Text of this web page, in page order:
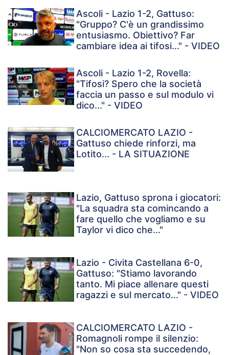
Ascoli - Lazio 1-2, Gattuso:
"Gruppo? C'è un grandissimo
entusiasmo. Obiettivo? Far
cambiare idea ai tifosi..." - VIDEO
Ascoli - Lazio 1-2, Rovella:
"Tifosi? Spero che la società
faccia un passo e sul modulo vi
dico..." - VIDEO
CALCIOMERCATO LAZIO -
Gattuso chiede rinforzi, ma
Lotito... - LA SITUAZIONE
Lazio, Gattuso sprona i giocatori:
"La squadra sta comincando a
fare quello che vogliamo e su
Taylor vi dico che..."
Lazio - Civita Castellana 6-0,
Gattuso: "Stiamo lavorando
tanto. Mi piace allenare questi
ragazzi e sul mercato..." - VIDEO
CALCIOMERCATO LAZIO -
Romagnoli rompe il silenzio:
"Non so cosa sta succedendo,